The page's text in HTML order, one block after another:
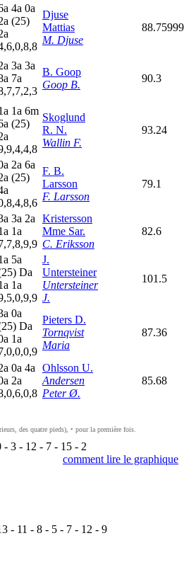
a 4a 0a
a (25)
a
Djuse
Mattias
M. Djuse
a 3a 3a
a 7a
B. Goop
Goop B.
90.3
a 1a 6m
a (25)
a
Skoglund
R. N.
Wallin F.
93.24
a 2a 6a
a (25)
a
F. B.
Larsson
F. Larsson
79.1
a 3a 2a
a 1a
Kristersson
Mme Sar.
C. Eriksson
82.6
a 5a
Da
a 1a
J.
Untersteiner
Untersteiner
J.
101.5
a 0a
Da
a 1a
Pieters D.
Tornqvist
Maria
87.36
a 0a 4a
a 2a
Ohlsson U.
Andersen
Peter Ø.
85.68
des quatre pieds), • pour la première fois.
- 3 - 12 - 7 - 15 - 2
comment lire le graphique
- 11 - 8 - 5 - 7 - 12 - 9